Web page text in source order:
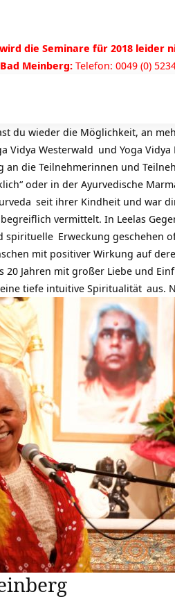
wird die Seminare für 2018
Meinberg:Telefon: 0049 (0)
du wieder die Möglichkeit, an
Vidya Westerwald und Yoga
die Teilnehmerinnen und
oder in derAyurvedische
seit ihrer Kindheit und war
vermittelt. In Leelas
spirituelle Erweckung geschehen
mit positiver Wirkung auf
20 Jahren mit großer Liebe und
tiefe intuitiveSpiritualität aus.